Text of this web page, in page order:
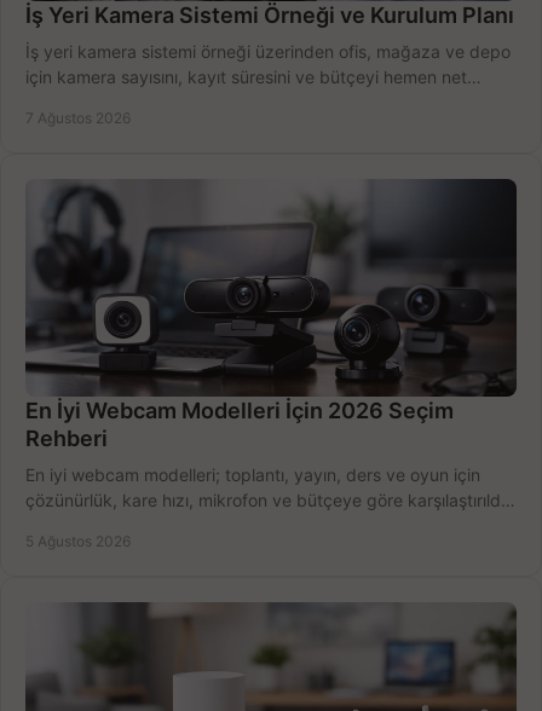
İş Yeri Kamera Sistemi Örneği ve Kurulum Planı
İş yeri kamera sistemi örneği üzerinden ofis, mağaza ve depo
için kamera sayısını, kayıt süresini ve bütçeyi hemen net
7 Ağustos 2026
En İyi Webcam Modelleri İçin 2026 Seçim
Rehberi
En iyi webcam modelleri; toplantı, yayın, ders ve oyun için
çözünürlük, kare hızı, mikrofon ve bütçeye göre karşılaştırıldı.
5 Ağustos 2026